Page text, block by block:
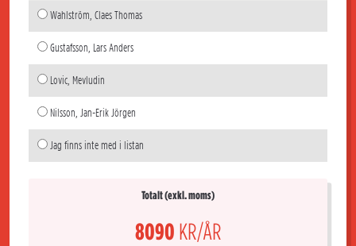
Wahlström, Claes Thomas
Gustafsson, Lars Anders
Lovic, Mevludin
Nilsson, Jan-Erik Jörgen
Jag finns inte med i listan
Totalt (exkl. moms)
8090 KR/ÅR